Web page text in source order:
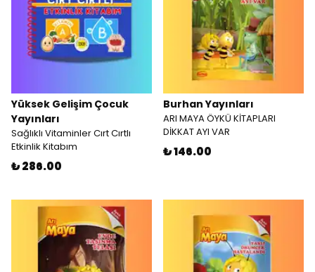
Yüksek Gelişim Çocuk
Yayınları
Sağlıklı Vitaminler Cırt Cırtlı
Etkinlik Kitabım
₺ 286.00
Burhan Yayınları
ARI MAYA ÖYKÜ KİTAPLARI
DİKKAT AYI VAR
₺ 146.00